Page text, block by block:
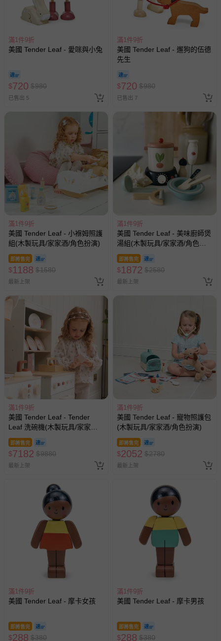
滿1件9折
美國 Tender Leaf - 愛咪與小兔
$720 $980
已售出 5
滿1件9折
美國 Tender Leaf - 遛狗的伍德
先生
$720 $980
已售出 7
滿1件9折
美國 Tender Leaf - 小褓姆照護
組(木製玩具/家家酒/角色扮演)
即將售完
$1188 $1580
最新上架
滿1件9折
美國 Tender Leaf - 美味廚師煲
湯組(木製玩具/家家酒/角色扮
演)
即將售完
$1872 $2580
最新上架
滿1件9折
美國 Tender Leaf - Tender
Leaf 洗碗機(木製玩具/家家酒/
角色扮演)
即將售完
$7182 $9880
最新上架
滿1件9折
美國 Tender Leaf - 寵物照護包
(木製玩具/家家酒/角色扮演)
即將售完
$2052 $2780
最新上架
滿1件9折
美國 Tender Leaf - 摩卡女孩
即將售完
$288 $380
滿1件9折
美國 Tender Leaf - 摩卡男孩
即將售完
$288 $380